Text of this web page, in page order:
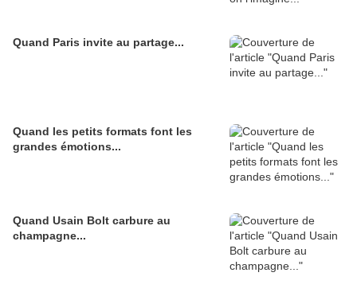
Quand Paris invite au partage...
Quand les petits formats font les
grandes émotions...
Quand Usain Bolt carbure au
champagne...